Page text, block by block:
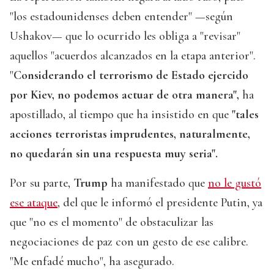
"los estadounidenses deben entender" —según
Ushakov— que lo ocurrido les obliga a "revisar"
aquellos "acuerdos alcanzados en la etapa anterior".
"Considerando el terrorismo de Estado ejercido
por Kiev, no podemos actuar de otra manera", ha
apostillado, al tiempo que ha insistido en que "tales
acciones terroristas imprudentes, naturalmente,
no quedarán sin una respuesta muy seria".
Por su parte, Trump ha manifestado que no le gustó
ese ataque, del que le informó el presidente Putin, ya
que "no es el momento" de obstaculizar las
negociaciones de paz con un gesto de ese calibre.
"Me enfadé mucho", ha asegurado.